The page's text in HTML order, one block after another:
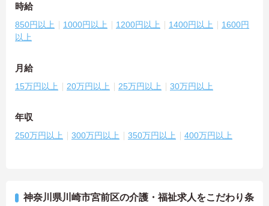
時給
850円以上 1000円以上 1200円以上 1400円以上
1600円
以上
月給
15万円以上 20万円以上 25万円以上 30万円以上
年収
250万円以上 300万円以上 350万円以上 400万円以上
神奈川県川崎市宮前区の介護・福祉求人をこだわり条